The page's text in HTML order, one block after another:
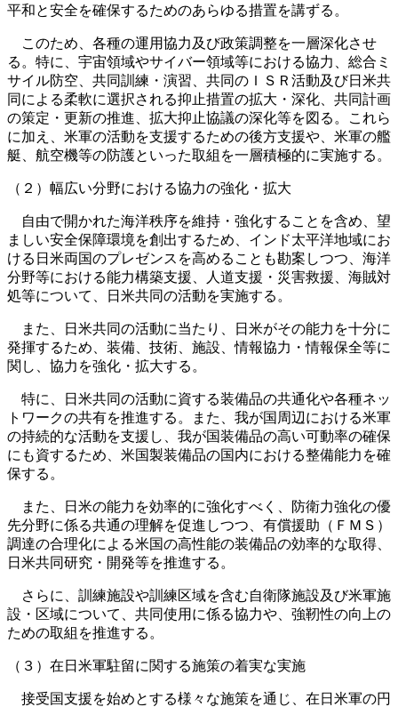
平和と安全を確保するためのあらゆる措置を講ずる。
このため、各種の運用協力及び政策調整を一層深化させ
る。特に、宇宙領域やサイバー領域等における協力、総合ミ
サイル防空、共同訓練・演習、共同のＩＳＲ活動及び日米共
同による柔軟に選択される抑止措置の拡大・深化、共同計画
の策定・更新の推進、拡大抑止協議の深化等を図る。これら
に加え、米軍の活動を支援するための後方支援や、米軍の艦
艇、航空機等の防護といった取組を一層積極的に実施する。
（２）幅広い分野における協力の強化・拡大
自由で開かれた海洋秩序を維持・強化することを含め、望
ましい安全保障環境を創出するため、インド太平洋地域にお
ける日米両国のプレゼンスを高めることも勘案しつつ、海洋
分野等における能力構築支援、人道支援・災害救援、海賊対
処等について、日米共同の活動を実施する。
また、日米共同の活動に当たり、日米がその能力を十分に
発揮するため、装備、技術、施設、情報協力・情報保全等に
関し、協力を強化・拡大する。
特に、日米共同の活動に資する装備品の共通化や各種ネッ
トワークの共有を推進する。また、我が国周辺における米軍
の持続的な活動を支援し、我が国装備品の高い可動率の確保
にも資するため、米国製装備品の国内における整備能力を確
保する。
また、日米の能力を効率的に強化すべく、防衛力強化の優
先分野に係る共通の理解を促進しつつ、有償援助（ＦＭＳ）
調達の合理化による米国の高性能の装備品の効率的な取得、
日米共同研究・開発等を推進する。
さらに、訓練施設や訓練区域を含む自衛隊施設及び米軍施
設・区域について、共同使用に係る協力や、強靭性の向上の
ための取組を推進する。
（３）在日米軍駐留に関する施策の着実な実施
接受国支援を始めとする様々な施策を通じ、在日米軍の円